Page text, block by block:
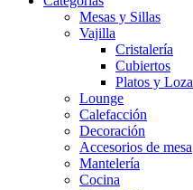
Mesas y Sillas
Vajilla
Cristalería
Cubiertos
Platos y Loza
Lounge
Calefacción
Decoración
Accesorios de mesa
Mantelería
Cocina